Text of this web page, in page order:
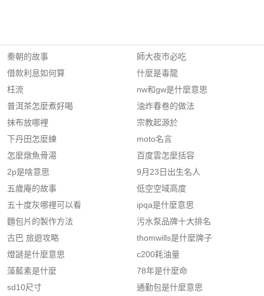
秦朝的故事
借款利息如何算
枉流
普洱茶怎麼煮好喝
抹布放哪裡
下丹田怎麼練
怎麼燉魚骨湯
2p是啥意思
五歲庵的故事
五十度灰哪裡可以看
麵包片的製作方法
古巴 旅遊攻略
燈謎是什麼意思
藻藍素是什麼
sd10尺寸
師大夜巿必吃
什麼是毒龍
nw和gw是什麼意思
油炸春卷的做法
宗教起源於
moto名言
百度雲怎麼括容
9月23日出生名人
低空空域高度
ipqa是什麼意思
污水泵品牌十大排名
thomwills是什麼牌子
c200耗油量
78年是什麼命
通勤包是什麼意思